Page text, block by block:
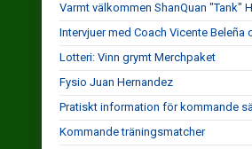
Varmt välkommen ShanQuan "Tank"
Intervjuer med Coach Vicente Beleña
Lotteri: Vinn grymt Merchpaket
Fysio Juan Hernandez
Pratiskt information för kommande
Kommande träningsmatcher